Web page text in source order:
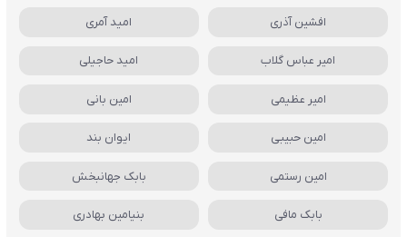
افشین آذری امید آمری
امیر عباس گلاب امید حاجیلی
امیر عظیمی امین بانی
امین حبیبی ایوان بند
امین رستمی بابک جهانبخش
بابک مافی بنیامین بهادری